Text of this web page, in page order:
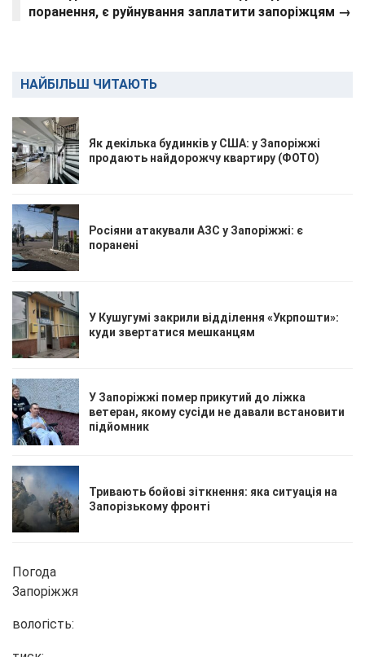
поранення, є руйнування заплатити запоріжцям →
НАЙБІЛЬШ ЧИТАЮТЬ
Як декілька будинків у США: у Запоріжжі
продають найдорожчу квартиру (ФОТО)
Росіяни атакували АЗС у Запоріжжі: є
поранені
У Кушугумі закрили відділення «Укрпошти»:
куди звертатися мешканцям
У Запоріжжі помер прикутий до ліжка
ветеран, якому сусіди не давали встановити
підйомник
Тривають бойові зіткнення: яка ситуація на
Запорізькому фронті
Погода
Запоріжжя
вологість: